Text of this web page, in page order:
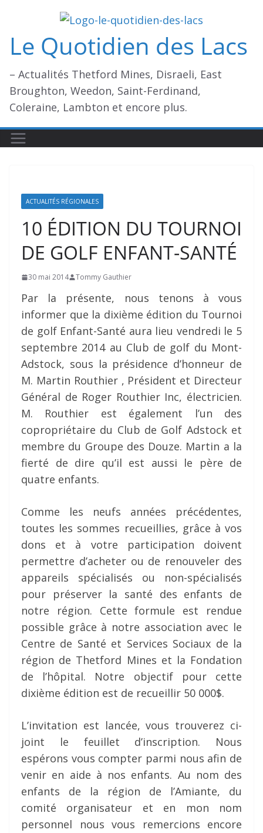
contenu
Le Quotidien des Lacs
– Actualités Thetford Mines, Disraeli, East
Broughton, Weedon, Saint-Ferdinand,
Coleraine, Lambton et encore plus.
ACTUALITÉS RÉGIONALES
10 ÉDITION DU TOURNOI
DE GOLF ENFANT-SANTÉ
30 mai 2014 Tommy Gauthier
Par la présente, nous tenons à vous
informer que la dixième édition du Tournoi
de golf Enfant-Santé aura lieu vendredi le 5
septembre 2014 au Club de golf du Mont-
Adstock, sous la présidence d’honneur de
M. Martin Routhier , Président et Directeur
Général de Roger Routhier Inc, électricien.
M. Routhier est également l’un des
copropriétaire du Club de Golf Adstock et
membre du Groupe des Douze. Martin a la
fierté de dire qu’il est aussi le père de
quatre enfants.
Comme les neufs années précédentes,
toutes les sommes recueillies, grâce à vos
dons et à votre participation doivent
permettre d’acheter ou de renouveler des
appareils spécialisés ou non-spécialisés
pour préserver la santé des enfants de
notre région. Cette formule est rendue
possible grâce à notre association avec le
Centre de Santé et Services Sociaux de la
région de Thetford Mines et la Fondation
de l’hôpital. Notre objectif pour cette
dixième édition est de recueillir 50 000$.
L’invitation est lancée, vous trouverez ci-
joint le feuillet d’inscription. Nous
espérons vous compter parmi nous afin de
venir en aide à nos enfants. Au nom des
enfants de la région de l’Amiante, du
comité organisateur et en mon nom
personnel nous vous remercions encore